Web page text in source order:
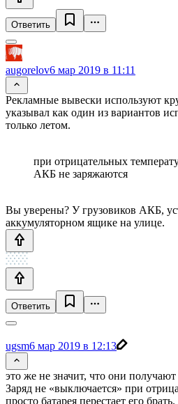
Ответить
augorelov6 мар 2019 в 11:11
Рекламные вывески используют
указывал как один из вариантов
только летом.
при отрицательных
АКБ не заряжаются
Вы уверены? У грузовиков АКБ,
аккумуляторном ящике на улице.
Ответить
ugsm6 мар 2019 в 12:13
это же не значит, что они
Заряд не «выключается» при
просто батарея перестает его